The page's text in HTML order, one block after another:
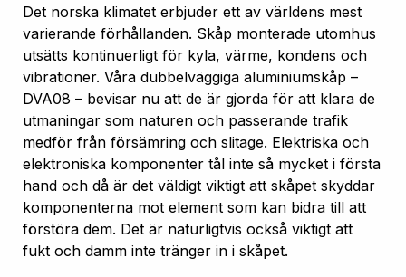
Det norska klimatet erbjuder ett av världens mest
varierande förhållanden. Skåp monterade utomhus
utsätts kontinuerligt för kyla, värme, kondens och
vibrationer. Våra dubbelväggiga aluminiumskåp –
DVA08 – bevisar nu att de är gjorda för att klara de
utmaningar som naturen och passerande trafik
medför från försämring och slitage. Elektriska och
elektroniska komponenter tål inte så mycket i första
hand och då är det väldigt viktigt att skåpet skyddar
komponenterna mot element som kan bidra till att
förstöra dem. Det är naturligtvis också viktigt att
fukt och damm inte tränger in i skåpet.